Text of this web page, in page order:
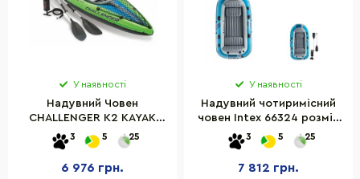
У наявності
Надувний Човен
CHALLENGER K2 KAYAK
Intex 68306, 351 x 76 x 38
см
3 5 25
6 976 грн.
У наявності
Надувний чотиримісний
човен Intex 66324 розмір
315х165х43 см
3 5 25
7 812 грн.